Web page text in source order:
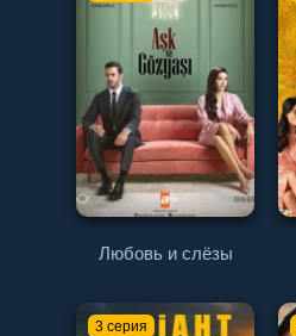
Любовь и слёзы
3 серия